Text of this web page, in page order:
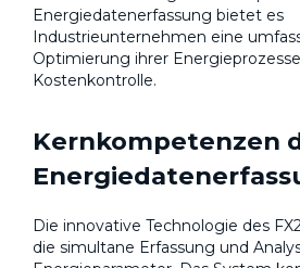
Energiedatenerfassung bietet es
Industrieunternehmen eine
Optimierung ihrer
Kostenkontrolle.
Kernkompetenzen
Die innovative Technologie des
die simultane Erfassung und